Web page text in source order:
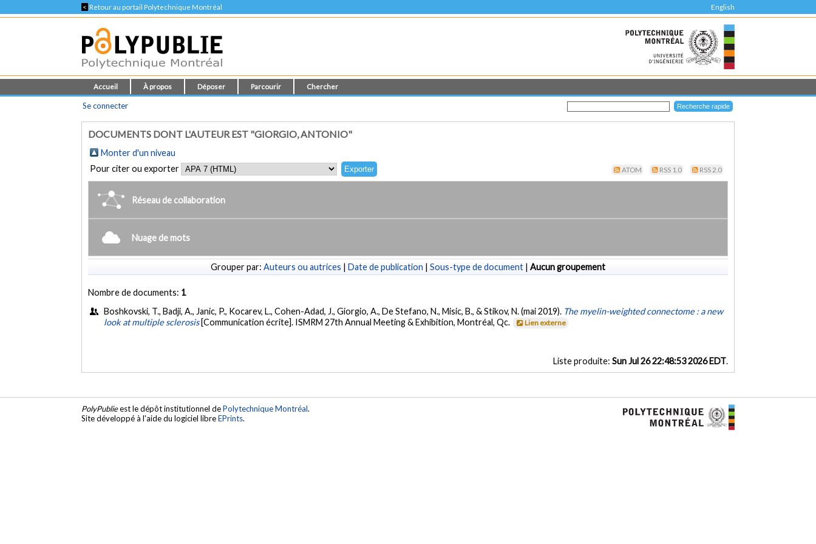
< Retour au portail Polytechnique Montréal English
Accueil À propos Déposer Parcourir Chercher
Se connecter
DOCUMENTS DONT L'AUTEUR EST "GIORGIO, ANTONIO"
Monter d'un niveau
Pour citer ou exporter
ATOM RSS 1.0 RSS 2.0
Réseau de collaboration
Nuage de mots
Grouper par: Auteurs ou autrices | Date de publication | Sous-type de document | Aucun groupement
Nombre de documents: 1
Boshkovski, T., Badji, A., Janic, P., Kocarev, L., Cohen-Adad, J., Giorgio, A., De Stefano, N., Misic, B., & Stikov, N. (mai 2019). The myelin-weighted connectome : a new
look at multiple sclerosis [Communication écrite]. ISMRM 27th Annual Meeting & Exhibition, Montréal, Qc. Lien externe
Liste produite: Sun Jul 26 22:48:53 2026 EDT.
PolyPublieest le dépôt institutionnel dePolytechnique Montréal.
Site développé à l'aide du logiciel libreEPrints.